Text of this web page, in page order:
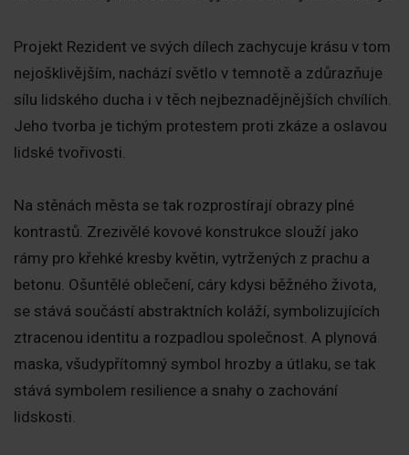
Projekt Rezident ve svých dílech zachycuje krásu v tom
nejošklivějším, nachází světlo v temnotě a zdůrazňuje
sílu lidského ducha i v těch nejbeznadějnějších chvílích.
Jeho tvorba je tichým protestem proti zkáze a oslavou
lidské tvořivosti.
Na stěnách města se tak rozprostírají obrazy plné
kontrastů. Zrezivělé kovové konstrukce slouží jako
rámy pro křehké kresby květin, vytržených z prachu a
betonu. Ošuntělé oblečení, cáry kdysi běžného života,
se stává součástí abstraktních koláží, symbolizujících
ztracenou identitu a rozpadlou společnost. A plynová
maska, všudypřítomný symbol hrozby a útlaku, se tak
stává symbolem resilience a snahy o zachování
lidskosti.